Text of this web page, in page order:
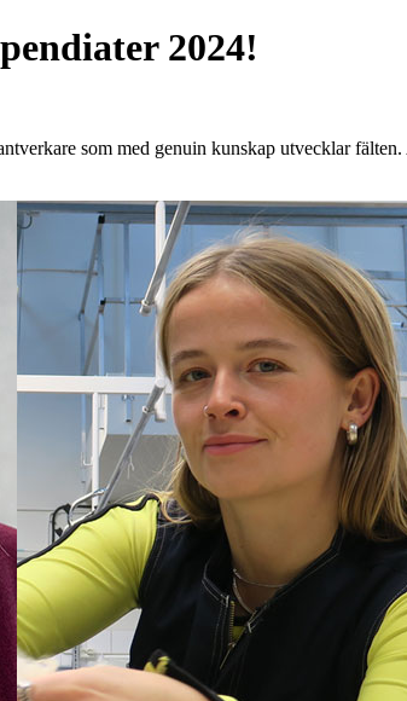
2024!
som med genuin kunskap utvecklar